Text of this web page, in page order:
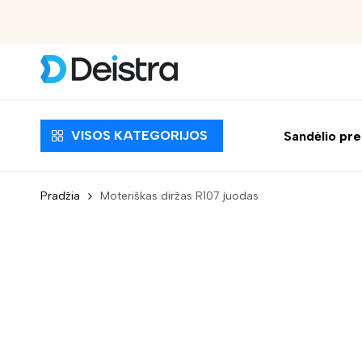
VISOS KATEGORIJOS Sandėlio
Pradžia Moteriškas diržas R107 juodas